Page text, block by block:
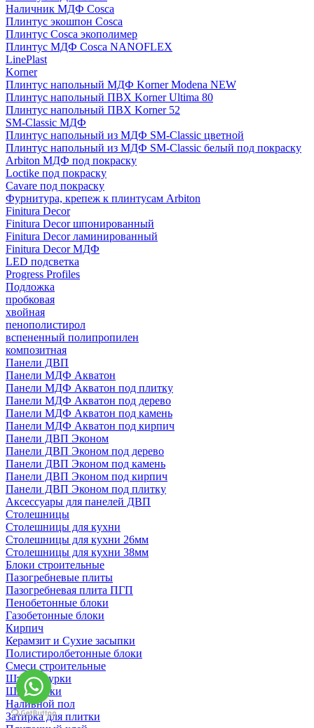
Наличник МДФ Cosca
Плинтус экошпон Cosca
Плинтус Cosca экополимер
Плинтус МДФ Cosca NANOFLEX
LinePlast
Korner
Плинтус напольный МДФ Korner Modena NEW
Плинтус напольный ПВХ Korner Ultima 80
Плинтус напольный ПВХ Korner 52
SM-Classic МДФ
Плинтус напольный из МДФ SM-Classic цветной
Плинтус напольный из МДФ SM-Classic белый под покраску
Arbiton МДФ под покраску
Loctike под покраску
Cavare под покраску
Фурнитура, крепеж к плинтусам Arbiton
Finitura Decor
Finitura Decor шпонированный
Finitura Decor ламинированный
Finitura Decor МДФ
LED подсветка
Progress Profiles
Подложка
пробковая
хвойная
пенополистирол
вспененный полипропилен
композитная
Панели ДВП
Панели МДФ Акватон
Панели МДФ Акватон под плитку
Панели МДФ Акватон под дерево
Панели МДФ Акватон под камень
Панели МДФ Акватон под кирпич
Панели ДВП Эконом
Панели ДВП Эконом под дерево
Панели ДВП Эконом под камень
Панели ДВП Эконом под кирпич
Панели ДВП Эконом под плитку
Аксессуары для панелей ДВП
Столешницы
Столешницы для кухни
Столешницы для кухни 26мм
Столешницы для кухни 38мм
Блоки строительные
Пазогребневые плиты
Пазогребневая плита ПГП
Пенобетонные блоки
Газобетонные блоки
Кирпич
Керамзит и Сухие засыпки
Полистиролбетонные блоки
Смеси строительные
Штукартурки
Шпаклевки
Наливной пол
Затирка для плитки